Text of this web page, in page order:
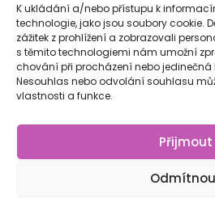
K ukládání a/nebo přístupu k
technologie, jako jsou soubory cookie.
zážitek z prohlížení a zobrazovali
s těmito technologiemi nám umožní
chování při procházení nebo jedinečná
Nesouhlas nebo odvolání souhlasu
vlastnosti a funkce.
Přijmout
Předchozí 1 2 3